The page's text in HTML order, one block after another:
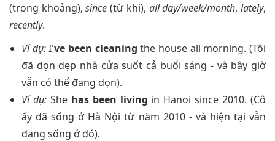
(trong khoảng),since (từ khi), all day/week/month,lately,
recently.
Ví dụ:I've been cleaning the house all morning. (Tôi
đã dọn dẹp nhà cửa suốt cả buổi sáng - và bây giờ
vẫn có thể đang dọn).
Ví dụ:She has been living in Hanoi since 2010. (Cô
ấy đã sống ở Hà Nội từ năm 2010 - và hiện tại vẫn
đang sống ở đó).